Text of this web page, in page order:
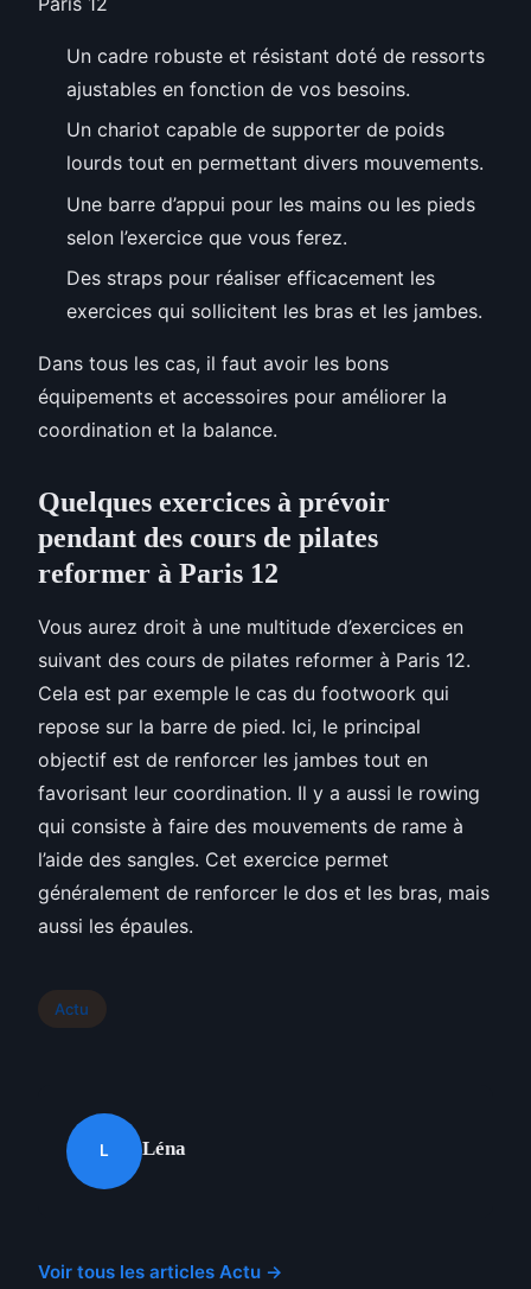
Un cadre robuste et résistant doté de ressorts
ajustables en fonction de vos besoins.
Un chariot capable de supporter de poids
lourds tout en permettant divers mouvements.
Une barre d’appui pour les mains ou les pieds
selon l’exercice que vous ferez.
Des straps pour réaliser efficacement les
exercices qui sollicitent les bras et les jambes.
Dans tous les cas, il faut avoir les bons
équipements et accessoires pour améliorer la
coordination et la balance.
Quelques exercices à prévoir
pendant des cours de pilates
reformer à Paris 12
Vous aurez droit à une multitude d’exercices en
suivant des cours de pilates reformer à Paris 12.
Cela est par exemple le cas du footwoork qui
repose sur la barre de pied. Ici, le principal
objectif est de renforcer les jambes tout en
favorisant leur coordination. Il y a aussi le rowing
qui consiste à faire des mouvements de rame à
l’aide des sangles. Cet exercice permet
généralement de renforcer le dos et les bras, mais
aussi les épaules.
Actu
L Léna
Voir tous les articles Actu →